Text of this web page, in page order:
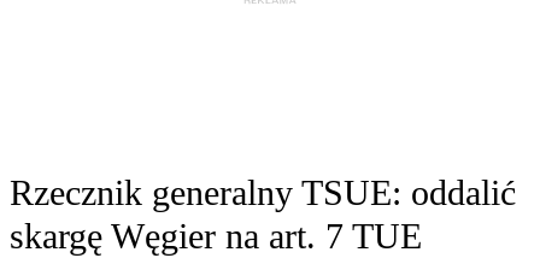
Rzecznik generalny TSUE: oddalić
skargę Węgier na art. 7 TUE